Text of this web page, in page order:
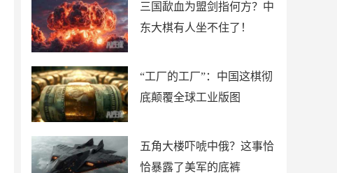
三国歃血为盟剑指何方？中
东大棋有人坐不住了！
“工厂的工厂”：中国这棋彻
底颠覆全球工业版图
五角大楼吓唬中俄？这事恰
恰暴露了美军的底裤